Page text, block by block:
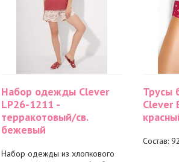
Набор одежды Clever
LP26-1211 -
терракотовый/св.
бежевый
Набор одежды из хлопкового
Трусы
Clever
Состав: